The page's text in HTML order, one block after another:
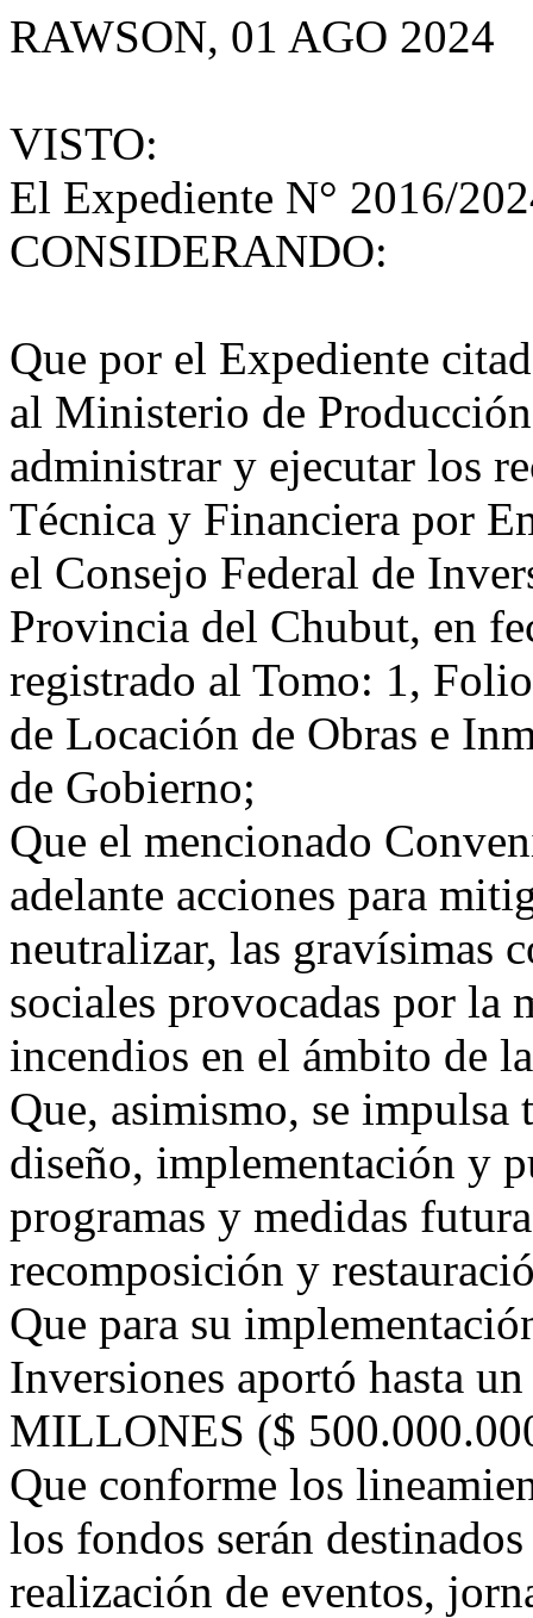
RAWSON, 01 AGO 2024
VISTO:
El Expediente N° 2016/
CONSIDERANDO:
Que por el Expediente
al Ministerio de
administrar y ejecutar los
Técnica y Financiera por
el Consejo Federal de
Provincia del Chubut, en
registrado al Tomo: 1,
de Locación de Obras e
de Gobierno;
Que el mencionado
adelante acciones para
neutralizar, las gravísimas
sociales provocadas por la
incendios en el ámbito de
Que, asimismo, se
diseño, implementación y
programas y medidas
recomposición y
Que para su
Inversiones aportó hasta
MILLONES ($
Que conforme los
los fondos serán
realización de eventos,